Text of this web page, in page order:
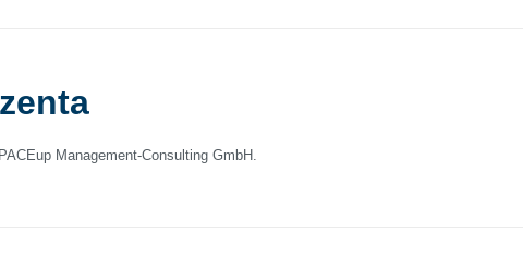
Management-Consulting GmbH.